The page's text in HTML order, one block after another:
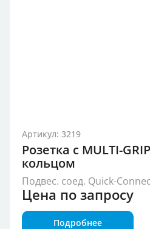
Артикул: 3219
Розетка с MULTI-
кольцом
Подвес. соед. Quick-
Цена по запросу
Подробнее